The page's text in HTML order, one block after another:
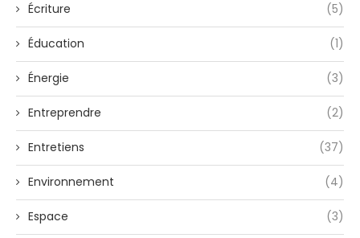
Écriture (5)
Éducation (1)
Énergie (3)
Entreprendre (2)
Entretiens (37)
Environnement (4)
Espace (3)